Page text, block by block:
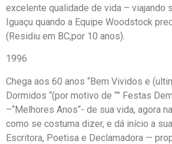
excelente qualidade de vida – viajando
Iguaçu quando a Equipe Woodstock
(Residiu em BC,por 10 anos).
1996
Chega aos 60 anos “Bem Vividos e
Dormidos “(por motivo de “” Festas
–“Melhores Anos“- de sua vida, agora
como se costuma dizer, e dá início a
Escritora, Poetisa e Declamadora —